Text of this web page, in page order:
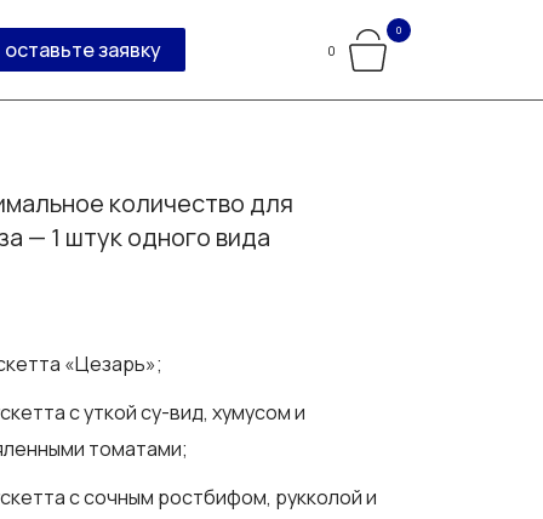
оставьте заявку 0
0
количество для
— 1 штук одного вида
«Цезарь»;
с уткой су-вид, хумусом и
томатами;
с сочным ростбифом, рукколой и